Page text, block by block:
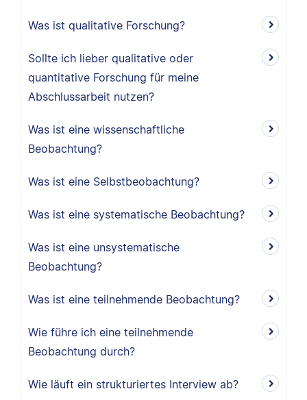
Was ist qualitative Forschung?
Sollte ich lieber qualitative oder
quantitative Forschung für meine
Abschlussarbeit nutzen?
Was ist eine wissenschaftliche
Beobachtung?
Was ist eine Selbstbeobachtung?
Was ist eine systematische Beobachtung?
Was ist eine unsystematische
Beobachtung?
Was ist eine teilnehmende Beobachtung?
Wie führe ich eine teilnehmende
Beobachtung durch?
Wie läuft ein strukturiertes Interview ab?